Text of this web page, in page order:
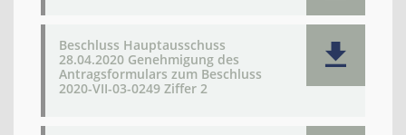
Beschluss Hauptausschuss
28.04.2020 Genehmigung des
Antragsformulars zum Beschluss
2020-VII-03-0249 Ziffer 2